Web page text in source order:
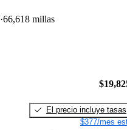
66,618 millas
El precio incluye tasas
$377/mes